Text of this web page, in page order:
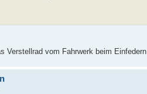
Verstellrad vom Fahrwerk beim